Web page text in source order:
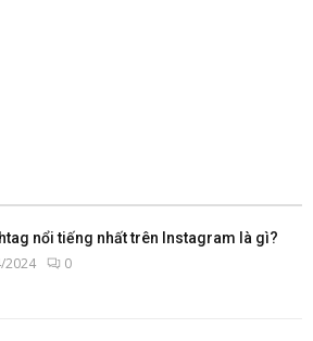
nổi tiếng nhất trên Instagram là gì?
2024 0